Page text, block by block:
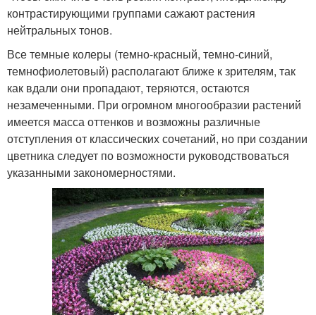
контрастирующими группами сажают растения
нейтральных тонов.
Все темные колеры (темно-красный, темно-синий,
темнофиолетовый) располагают ближе к зрителям, так
как вдали они пропадают, теряются, остаются
незамеченными. При огромном многообразии растений
имеется масса оттенков и возможны различные
отступления от классических сочетаний, но при создании
цветника следует по возможности руководствоваться
указанными закономерностями.